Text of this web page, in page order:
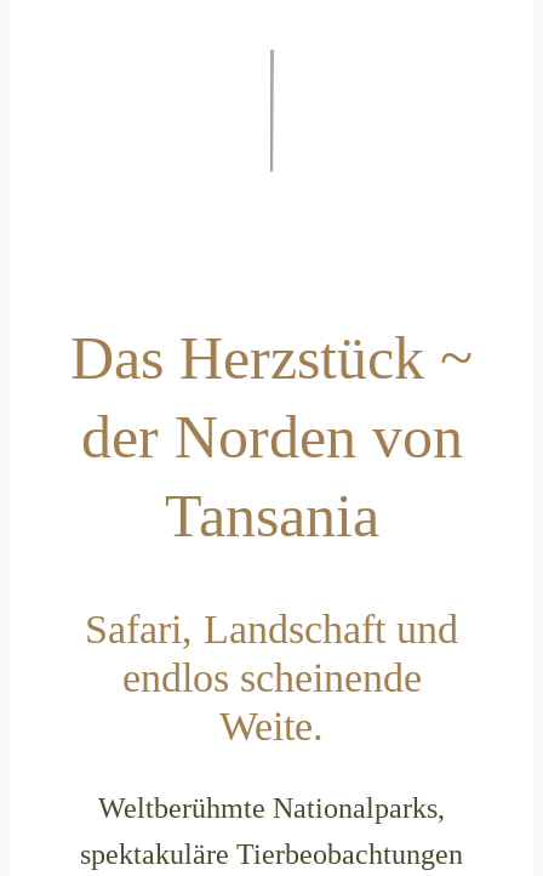
Das Herzstück ~
der Norden von
Tansania
Safari, Landschaft und
endlos scheinende
Weite.
Weltberühmte Nationalparks,
spektakuläre Tierbeobachtungen